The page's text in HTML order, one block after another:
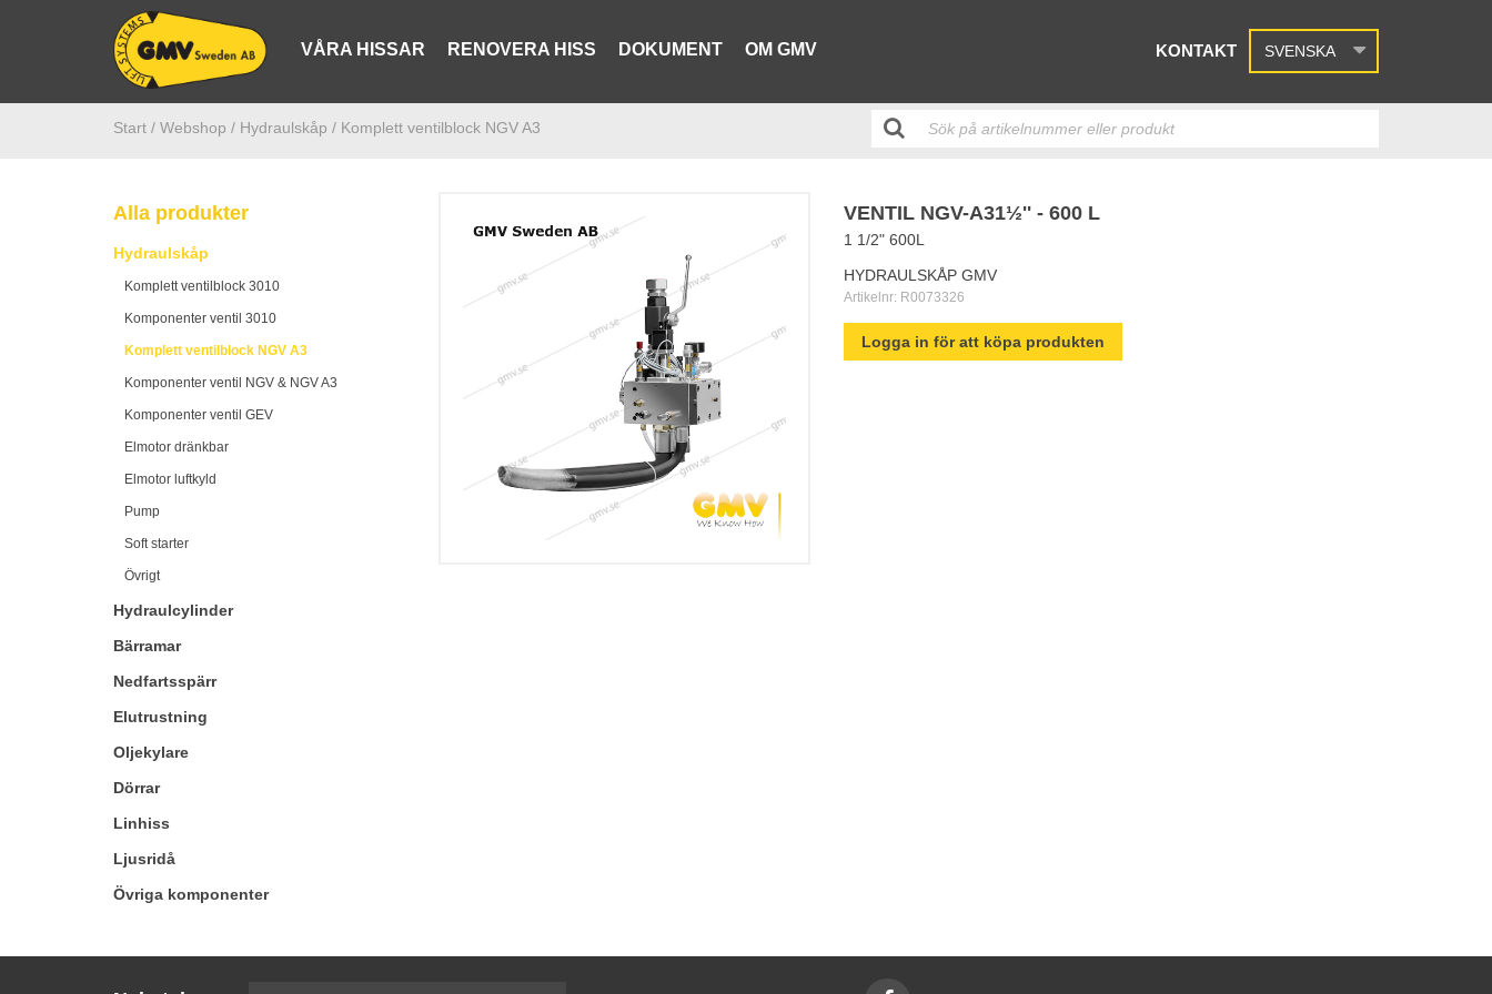
VÅRA HISSAR RENOVERA HISS DOKUMENT OM GMV KONTAKT SVENSKA
Start / Webshop / Hydraulskåp / Komplett ventilblock NGV A3
Alla produkter
Hydraulskåp
Komplett ventilblock 3010
Komponenter ventil 3010
Komplett ventilblock NGV A3
Komponenter ventil NGV & NGV A3
Komponenter ventil GEV
Elmotor dränkbar
Elmotor luftkyld
Pump
Soft starter
Övrigt
Hydraulcylinder
Bärramar
Nedfartsspärr
Elutrustning
Oljekylare
Dörrar
Linhiss
Ljusridå
Övriga komponenter
VENTIL NGV-A31½'' - 600 L
1 1/2" 600L
HYDRAULSKÅP GMV
Artikelnr: R0073326
Logga in för att köpa produkten